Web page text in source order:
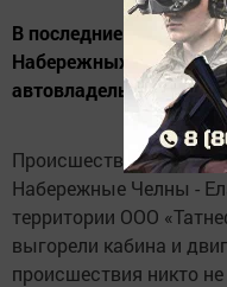
В последние дни
Набережных Челнов
автовладельцам.
Происшествие
Набережные Челны -
территории ООО
выгорели кабина и
происшествия никто